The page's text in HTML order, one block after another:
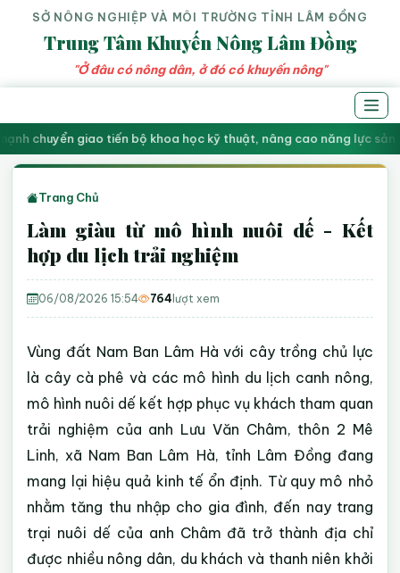
SỞ NÔNG NGHIỆP VÀ MÔI TRƯỜNG TỈNH LÂM ĐỒNG
Trung Tâm Khuyến Nông Lâm Đồng
"Ở đâu có nông dân, ở đó có khuyến nông"
chuyển giao tiến bộ khoa học kỹ thuật, nâng cao năng lực sản
Trang Chủ
Làm giàu từ mô hình nuôi dế - Kết
hợp du lịch trải nghiệm
06/08/2026 15:54 764 lượt xem
Vùng đất Nam Ban Lâm Hà với cây trồng chủ lực
là cây cà phê và các mô hình du lịch canh nông,
mô hình nuôi dế kết hợp phục vụ khách tham quan
trải nghiệm của anh Lưu Văn Châm, thôn 2 Mê
Linh, xã Nam Ban Lâm Hà, tỉnh Lâm Đồng đang
mang lại hiệu quả kinh tế ổn định. Từ quy mô nhỏ
nhằm tăng thu nhập cho gia đình, đến nay trang
trại nuôi dế của anh Châm đã trở thành địa chỉ
được nhiều nông dân, du khách và thanh niên khởi